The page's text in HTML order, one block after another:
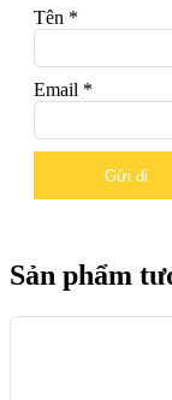
Tên *
Email *
Sản phẩm